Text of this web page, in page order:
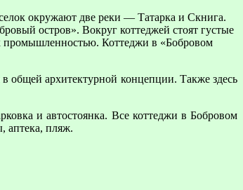
окружают две реки — Татарка и Скнига.
остров». Вокруг коттеджей стоят густые
промышленностью. Коттеджи в «Бобровом
общей архитектурной концепции. Также здесь
и автостоянка. Все коттеджи в Бобровом
аптека, пляж.